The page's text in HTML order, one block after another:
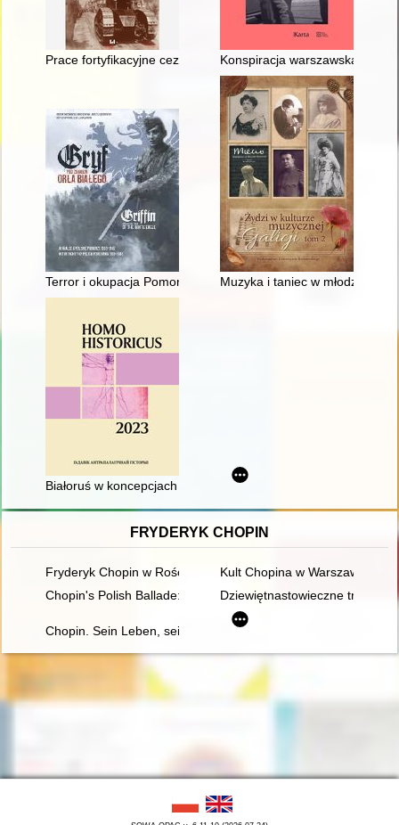
Prace fortyfikacyjne cezarian i pompejańczyków pod
Konspiracja warszawska
Terror i okupacja Pomorza = Terror and occupation of
Muzyka i taniec w
Białoruś w koncepcjach Leona Wasilewskiego i Stanisława
FRYDERYK CHOPIN
Fryderyk Chopin w RościszewieKult Chopina w Warszawie
Chopin's Polish Ballade: Op. 38 as Narrative of National
Dziewiętnastowieczne
Chopin. Sein Leben, sein Werk, seine Zeit